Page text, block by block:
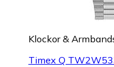
Klockor &
Timex Q